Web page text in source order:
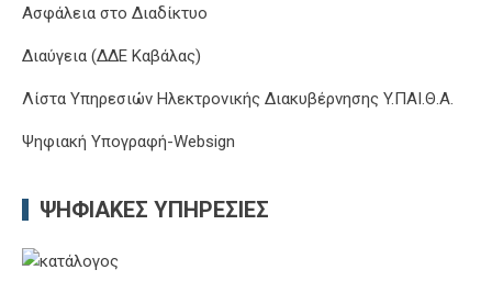
Ασφάλεια στο Διαδίκτυο
Διαύγεια (ΔΔΕ Καβάλας)
Λίστα Υπηρεσιών Ηλεκτρονικής Διακυβέρνησης Y.ΠΑΙ.Θ.Α.
Ψηφιακή Υπογραφή-Websign
ΨΗΦΙΑΚΈΣ ΥΠΗΡΕΣΊΕΣ